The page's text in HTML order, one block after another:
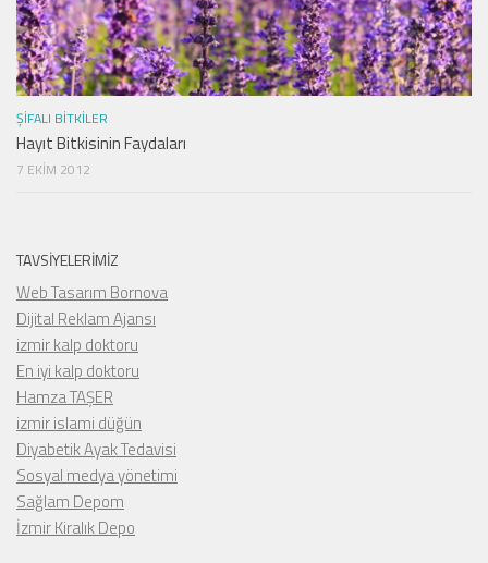
ŞIFALI BITKILER
Hayıt Bitkisinin Faydaları
7 EKIM 2012
TAVSIYELERIMIZ
Web Tasarım Bornova
Dijital Reklam Ajansı
izmir kalp doktoru
En iyi kalp doktoru
Hamza TAŞER
izmir islami düğün
Diyabetik Ayak Tedavisi
Sosyal medya yönetimi
Sağlam Depom
İzmir Kiralık Depo